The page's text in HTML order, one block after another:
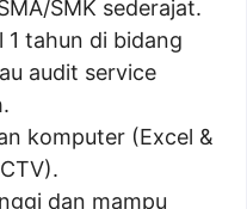
SMK sederajat.
1 tahun di bidang
audit service
komputer (Excel &
dan mampu